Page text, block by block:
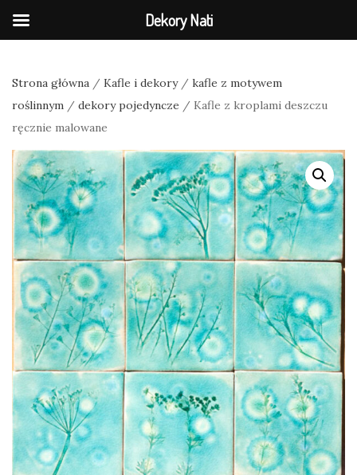
Strona główna / Kafle i dekory/ kafle z motywem
roślinnym / dekory pojedyncze / Kafle z kroplami deszczu
ręcznie malowane
Dekory Nati